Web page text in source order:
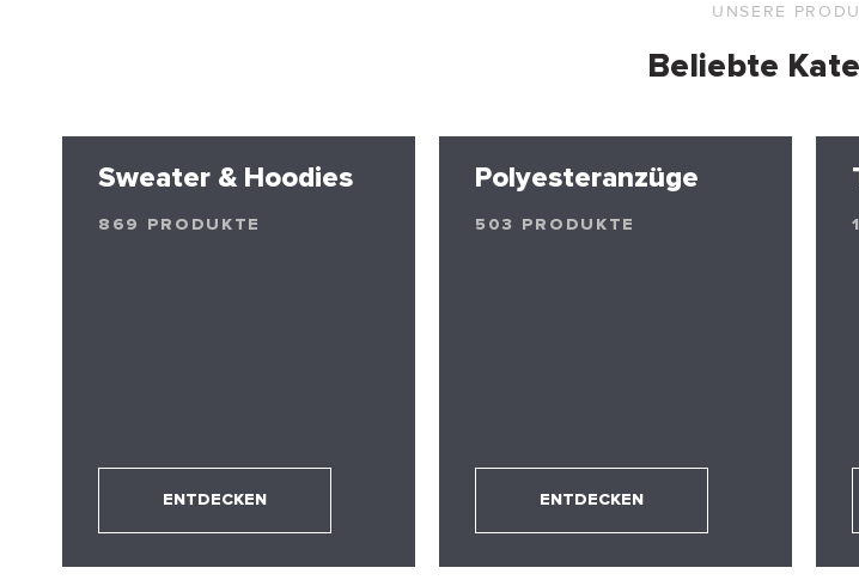
UNSERE
Beliebte
Sweater & Hoodies
869 PRODUKTE
ENTDECKEN
Polyesteranzüge
503 PRODUKTE
ENTDECKEN